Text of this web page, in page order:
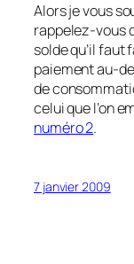
Alors je vous
rappelez-vous
solde qu’il
paiement au-
de
celui que l’on
numéro 2.
7 janvier 2009